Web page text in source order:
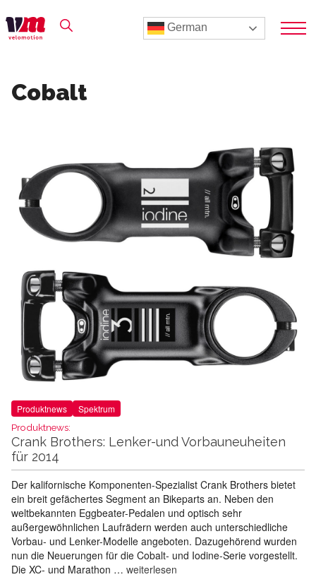
German
Cobalt
Produktnews Spektrum
Produktnews:
Crank Brothers: Lenker-und Vorbauneuheiten
für 2014
Der kalifornische Komponenten-Spezialist Crank Brothers bietet
ein breit gefächertes Segment an Bikeparts an. Neben den
weltbekannten Eggbeater-Pedalen und optisch sehr
außergewöhnlichen Laufrädern werden auch unterschiedliche
Vorbau- und Lenker-Modelle angeboten. Dazugehörend wurden
nun die Neuerungen für die Cobalt- und Iodine-Serie vorgestellt.
Die XC- und Marathon … weiterlesen